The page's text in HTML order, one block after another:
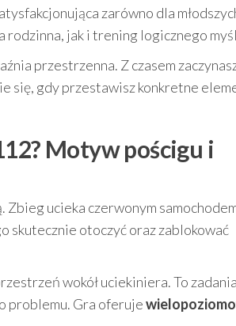
zarówno dla
rodzinna, jak i trening logicznego
przestrzenna. Z czasem
się, gdy przestawisz konkretne
Motyw pościgu i
ucieka czerwonym
skutecznie otoczyć oraz zablokować
wokół uciekiniera. To zadania
problemu. Gra oferuje